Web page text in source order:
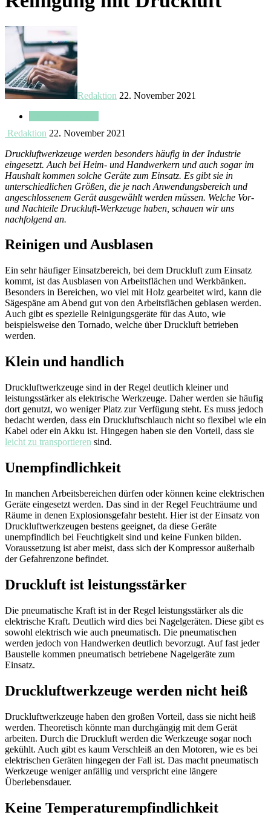
Redaktion 22. November 2021
Redaktion 22. November 2021
Druckluftwerkzeuge werden besonders häufig in der Industrie
eingesetzt. Auch bei Heim- und Handwerkern und auch sogar im
Haushalt kommen solche Geräte zum Einsatz. Es gibt sie in
unterschiedlichen Größen, die je nach Anwendungsbereich und
angeschlossenem Gerät ausgewählt werden müssen. Welche Vor-
und Nachteile Druckluft-Werkzeuge haben, schauen wir uns
nachfolgend an.
Reinigen und Ausblasen
Ein sehr häufiger Einsatzbereich, bei dem Druckluft zum Einsatz
kommt, ist das Ausblasen von Arbeitsflächen und Werkbänken.
Besonders in Bereichen, wo viel mit Holz gearbeitet wird, kann die
Sägespäne am Abend gut von den Arbeitsflächen geblasen werden.
Auch gibt es spezielle Reinigungsgeräte für das Auto, wie
beispielsweise den Tornado, welche über Druckluft betrieben
werden.
Klein und handlich
Druckluftwerkzeuge sind in der Regel deutlich kleiner und
leistungsstärker als elektrische Werkzeuge. Daher werden sie häufig
dort genutzt, wo weniger Platz zur Verfügung steht. Es muss jedoch
bedacht werden, dass ein Druckluftschlauch nicht so flexibel wie ein
Kabel oder ein Akku ist. Hingegen haben sie den Vorteil, dass sie
leicht zu transportieren sind.
Unempfindlichkeit
In manchen Arbeitsbereichen dürfen oder können keine elektrischen
Geräte eingesetzt werden. Das sind in der Regel Feuchträume und
Räume in denen Explosionsgefahr besteht. Hier ist der Einsatz von
Druckluftwerkzeugen bestens geeignet, da diese Geräte
unempfindlich bei Feuchtigkeit sind und keine Funken bilden.
Voraussetzung ist aber meist, dass sich der Kompressor außerhalb
der Gefahrenzone befindet.
Druckluft ist leistungsstärker
Die pneumatische Kraft ist in der Regel leistungsstärker als die
elektrische Kraft. Deutlich wird dies bei Nagelgeräten. Diese gibt es
sowohl elektrisch wie auch pneumatisch. Die pneumatischen
werden jedoch von Handwerken deutlich bevorzugt. Auf fast jeder
Baustelle kommen pneumatisch betriebene Nagelgeräte zum
Einsatz.
Druckluftwerkzeuge werden nicht heiß
Druckluftwerkzeuge haben den großen Vorteil, dass sie nicht heiß
werden. Theoretisch könnte man durchgängig mit dem Gerät
arbeiten. Durch die Druckluft werden die Werkzeuge sogar noch
gekühlt. Auch gibt es kaum Verschleiß an den Motoren, wie es bei
elektrischen Geräten hingegen der Fall ist. Das macht pneumatisch
Werkzeuge weniger anfällig und verspricht eine längere
Überlebensdauer.
Keine Temperaturempfindlichkeit